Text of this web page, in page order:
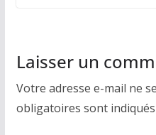
Laisser un
Votre adresse e-mail ne
obligatoires sont indiqués